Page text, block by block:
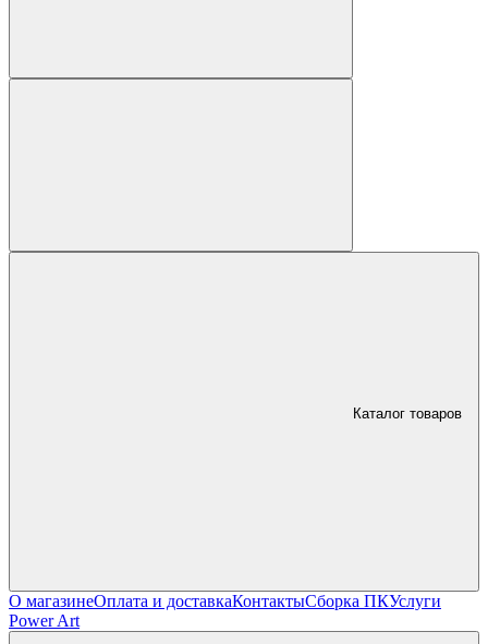
Каталог товаров
О магазинеОплата и доставкаКонтактыСборка ПКУслуги
Power Art